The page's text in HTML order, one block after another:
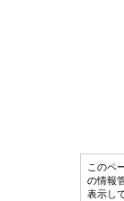
このペ
の情報
表示し